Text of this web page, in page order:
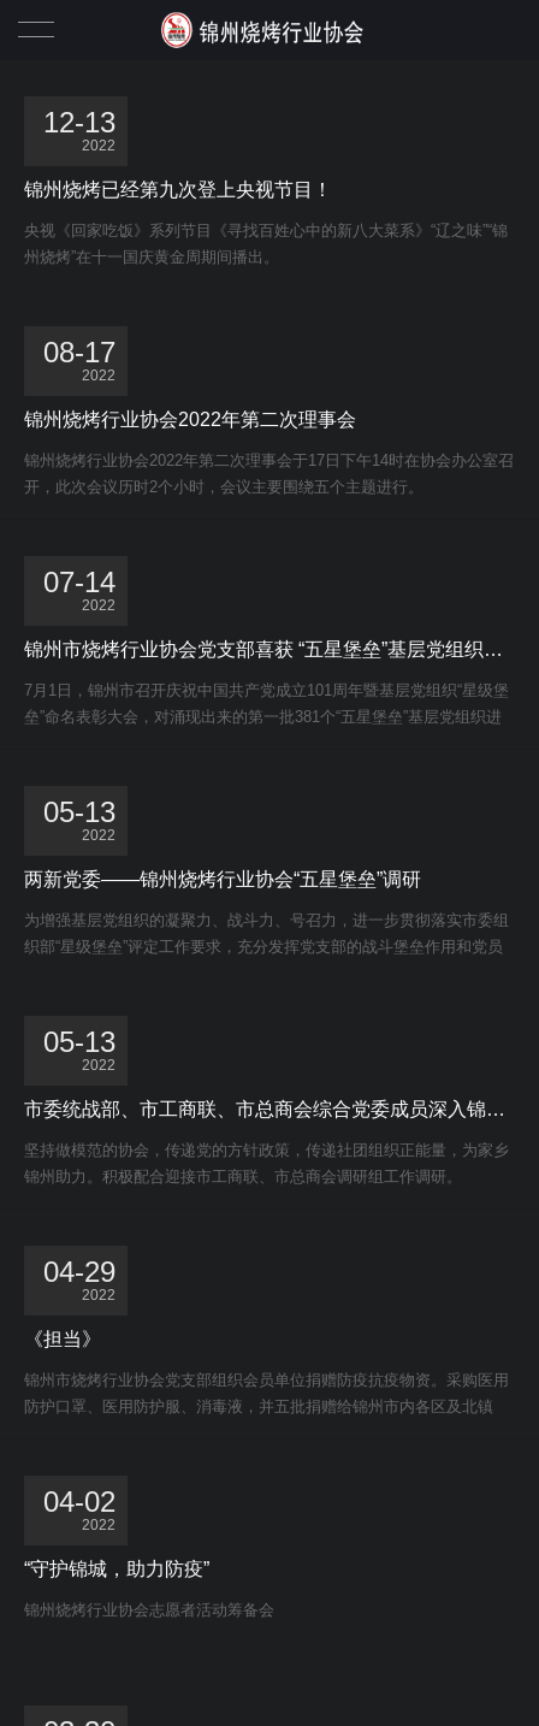
12-13
2022
锦州烧烤已经第九次登上央视节目！
央视《回家吃饭》系列节目《寻找百姓心中的新八大菜系》“辽之味”“锦
州烧烤”在十一国庆黄金周期间播出。
08-17
2022
锦州烧烤行业协会2022年第二次理事会
锦州烧烤行业协会2022年第二次理事会于17日下午14时在协会办公室召
开，此次会议历时2个小时，会议主要围绕五个主题进行。
07-14
2022
锦州市烧烤行业协会党支部喜获 “五星堡垒”基层党组织荣誉称号
7月1日，锦州市召开庆祝中国共产党成立101周年暨基层党组织“星级堡
垒”命名表彰大会，对涌现出来的第一批381个“五星堡垒”基层党组织进
05-13
2022
两新党委——锦州烧烤行业协会“五星堡垒”调研
为增强基层党组织的凝聚力、战斗力、号召力，进一步贯彻落实市委组
织部“星级堡垒”评定工作要求，充分发挥党支部的战斗堡垒作用和党员
协会党支部党建及“五星堡垒”工作进行调研。
05-13
2022
市委统战部、市工商联、市总商会综合党委成员深入锦州烧烤行业协会调研
坚持做模范的协会，传递党的方针政策，传递社团组织正能量，为家乡
锦州助力。积极配合迎接市工商联、市总商会调研组工作调研。
04-29
2022
《担当》
锦州市烧烤行业协会党支部组织会员单位捐赠防疫抗疫物资。采购医用
防护口罩、医用防护服、消毒液，并五批捐赠给锦州市内各区及北镇
04-02
2022
“守护锦城，助力防疫”
锦州烧烤行业协会志愿者活动筹备会
协会动态
锦州烧烤名店二十强
李志会长
一级会员单位
协会名誉会员
特色烧烤